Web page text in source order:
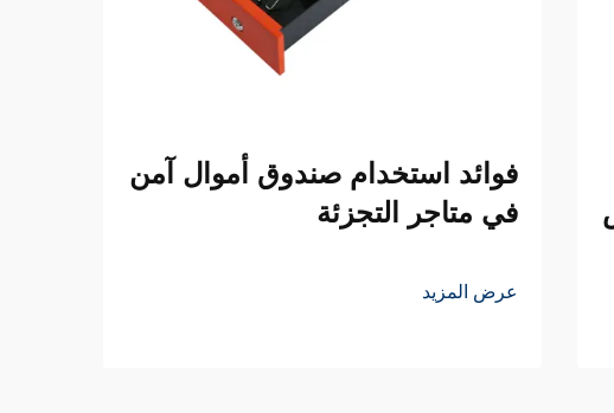
فوائد استخدام صندوق أموال آمن
في متاجر التجزئة
عرض المزيد